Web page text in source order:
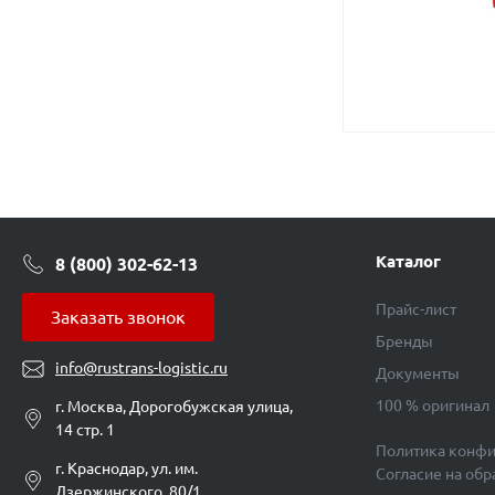
8 (800) 302-62-13
Заказать звонок
info@rustrans-logistic.ru
г. Москва, Дорогобужская улица,
14 стр. 1
г. Краснодар, ул. им.
Каталог
Прайс-лист
Бренды
Документы
100 % оригинал
Политика
Согласие на